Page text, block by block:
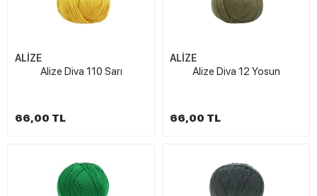
ALİZE
Alize Diva 110 Sarı
66,00 TL
ALİZE
Alize Diva 12 Yosun
66,00 TL